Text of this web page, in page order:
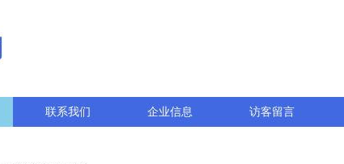
联系我们 企业信息 访客留言